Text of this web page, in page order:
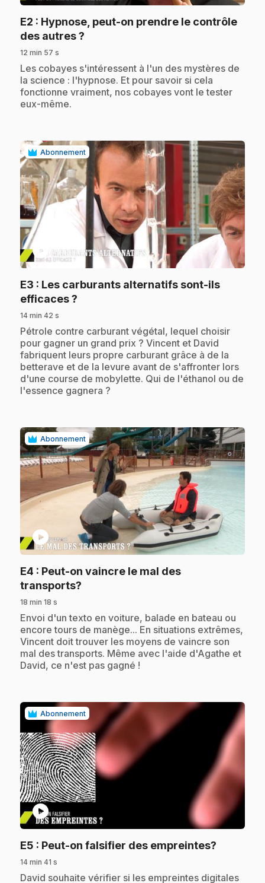
E2 : Hypnose, peut-on prendre le contrôle
des autres ?
12 min 57 s
.Les cobayes s'intéressent à l'un des mystères de
la science : l'hypnose. Et pour savoir si cela
fonctionne vraiment, nos cobayes vont le tester
eux-même.
Abonnement
play_circle
E3 : Les carburants alternatifs sont-ils
efficaces ?
14 min 42 s
.Pétrole contre carburant végétal, lequel choisir
pour gagner un grand prix ? Vincent et David
fabriquent leurs propre carburant grâce à de la
betterave et de la levure avant de s'affronter lors
d'une course de mobylette. Qui de l'éthanol ou de
l'essence gagnera ?
Abonnement
play_circle
E4 : Peut-on vaincre le mal des
transports?
18 min 18 s
.Envoi d'un texto en voiture, balade en bateau ou
encore tours de manège... En situations extrêmes,
Vincent doit trouver les moyens de vaincre son
mal des transports. Même avec l'aide d'Agathe et
David, ce n'est pas gagné !
Abonnement
play_circle
E5 : Peut-on falsifier des empreintes?
14 min 41 s
.David souhaite vérifier si les empreintes digitales